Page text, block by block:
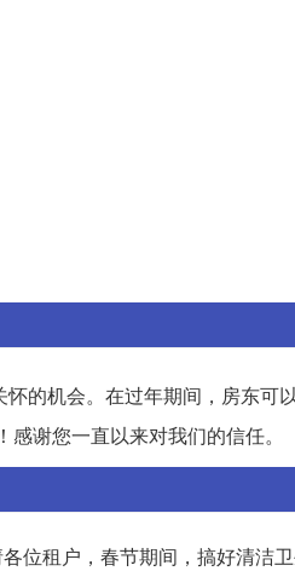
的机会。在过年期间，房东可
谢您一直以来对我们的信任。
租户，春节期间，搞好清洁卫